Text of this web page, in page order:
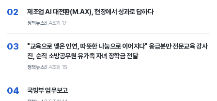
02 제조업 AI 대전환(M.AX), 현장에서 성과로 답하다
정책뉴스8.4조회 17
03
"교육으로 맺은 인연, 따뜻한 나눔으로 이어지다" 응급분만 전문교육 강사
진, 순직 소방공무원 유가족 자녀 장학금 전달
정책뉴스8.4조회 15
04 국방부 업무보고